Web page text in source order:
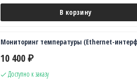
В корзину
Мониторинг температуры (Ethernet-
10 400 ₽
Доступно к заказу